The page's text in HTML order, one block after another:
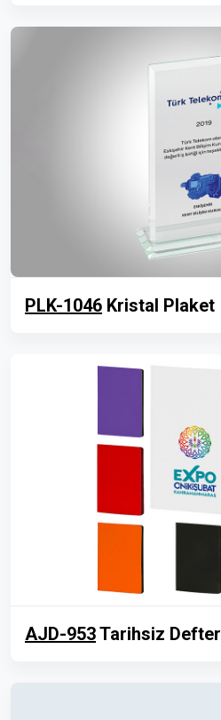
PLK-1046 Kristal Plaket
AJD-953Tarihsiz Defter